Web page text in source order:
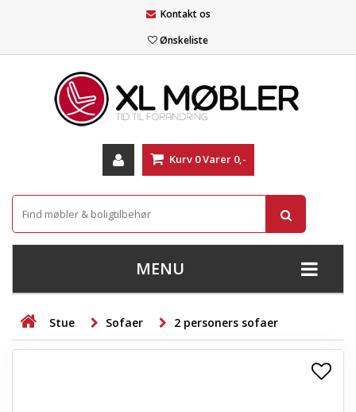
Kontakt os
Ønskeliste
Kurv 0Varer 0,-
MENU
+
STUE
+
Stue Sofaer 2 personers sofaer